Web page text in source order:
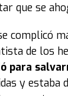
que se
complicó
de los
para
y estaba